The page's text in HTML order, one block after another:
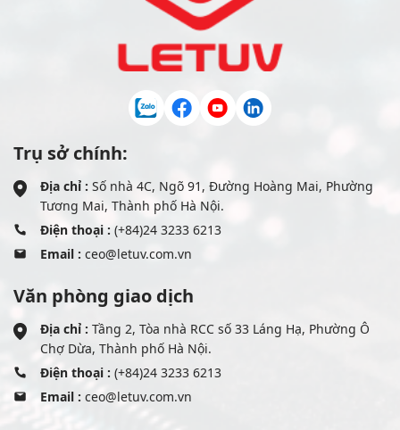
Trụ sở chính:
Địa chỉ : Số nhà 4C, Ngõ 91, Đường Hoàng Mai, Phường
Tương Mai, Thành phố Hà Nội.
Điện thoại : (+84)24 3233 6213
Email : ceo@letuv.com.vn
Văn phòng giao dịch
Địa chỉ : Tầng 2, Tòa nhà RCC số 33 Láng Hạ, Phường Ô
Chợ Dừa, Thành phố Hà Nội.
Điện thoại : (+84)24 3233 6213
Email : ceo@letuv.com.vn